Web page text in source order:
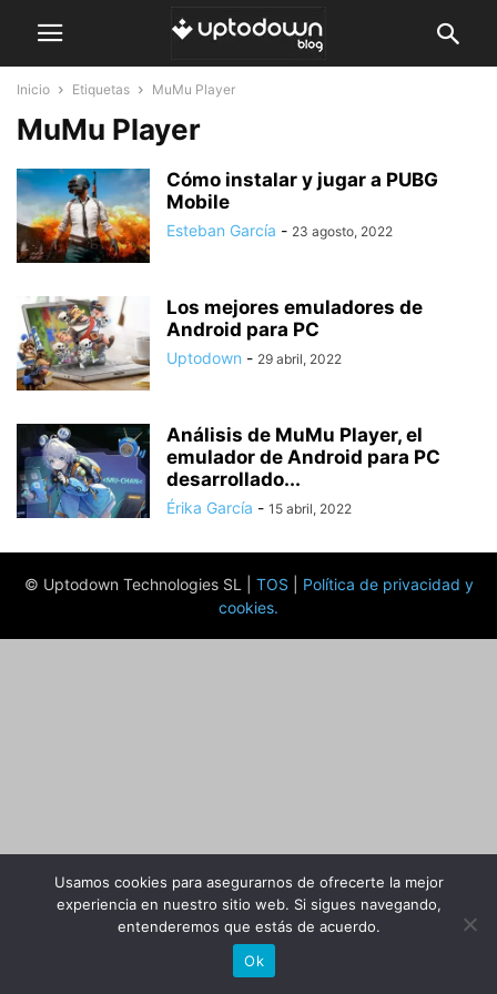
Inicio Etiquetas MuMu Player
MuMu Player
Cómo instalar y jugar a PUBG
Mobile
Esteban García - 23 agosto, 2022
Los mejores emuladores de
Android para PC
Uptodown - 29 abril, 2022
Análisis de MuMu Player, el
emulador de Android para PC
desarrollado...
Érika García - 15 abril, 2022
© Uptodown Technologies SL | TOS
Política de privacidad y
cookies.
Usamos cookies para asegurarnos de ofrecerte la mejor
experiencia en nuestro sitio web. Si sigues navegando,
entenderemos que estás de acuerdo.
Ok